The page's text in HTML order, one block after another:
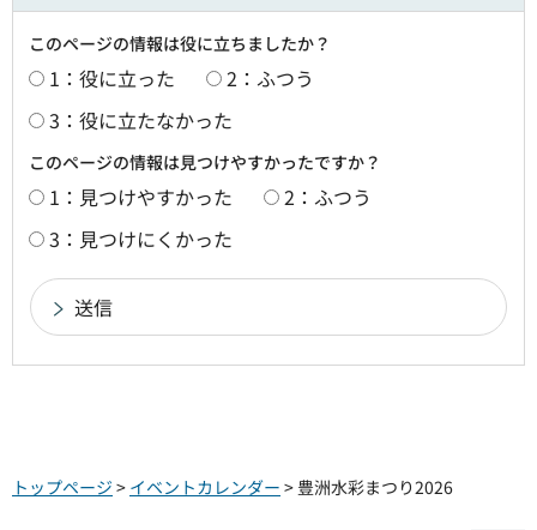
このページの情報は役に立ちましたか？
1：役に立った
2：ふつう
3：役に立たなかった
このページの情報は見つけやすかったですか？
1：見つけやすかった
2：ふつう
3：見つけにくかった
トップページ > イベントカレンダー > 豊洲水彩まつり2026